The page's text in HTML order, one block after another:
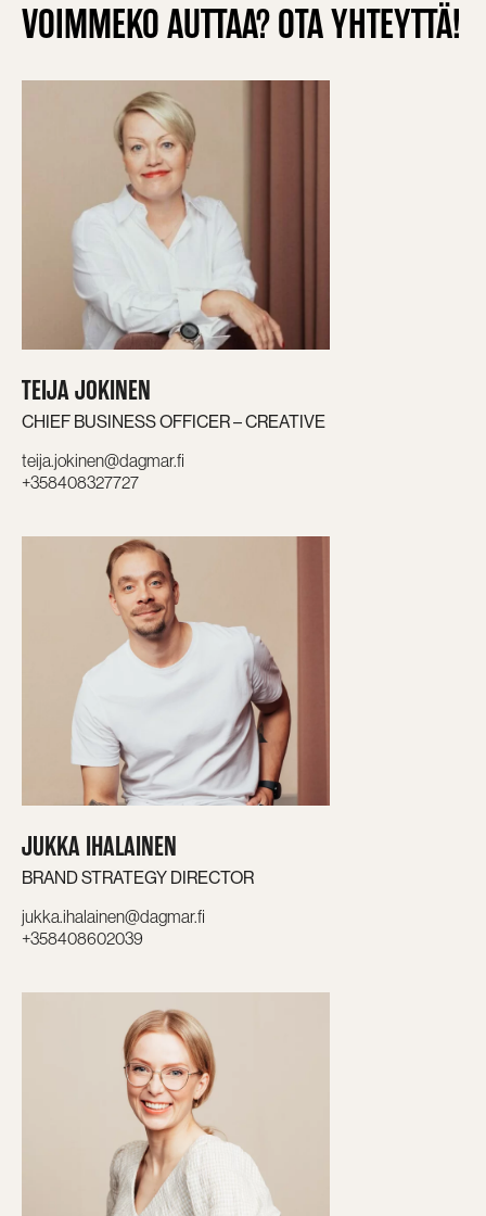
VOIMMEKO AUTTAA? OTA YHTEYTTÄ!
TEIJA JOKINEN
CHIEF BUSINESS OFFICER – CREATIVE
teija.jokinen@dagmar.fi
+358408327727
JUKKA IHALAINEN
BRAND STRATEGY DIRECTOR
jukka.ihalainen@dagmar.fi
+358408602039